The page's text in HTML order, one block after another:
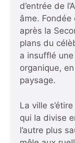
d’entrée de
âme.
après la
plans du
a insufflé
organique,
paysage.
La ville
qui la divise
l’autre plus